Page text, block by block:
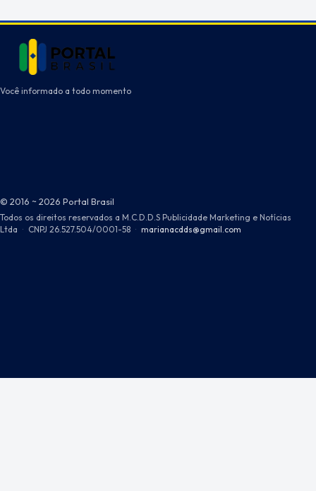
Você informado a todo momento
© 2016 ~ 2026 Portal Brasil
Todos os direitos reservados a M.C.D.D.S Publicidade Marketing e Notícias
Ltda · CNPJ 26.527.504/0001-58 · marianacdds@gmail.com